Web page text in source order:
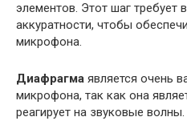
элементов. Этот шаг требует
аккуратности, чтобы
микрофона.
Диафрагма является очень
микрофона, так как она
реагирует на звуковые